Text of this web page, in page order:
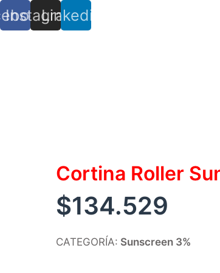
Instagram
Linkedin
Cortina Roller
$134.529
CATEGORÍA: Sunscreen 3%